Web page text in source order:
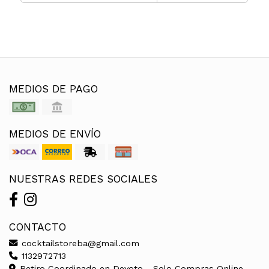
MEDIOS DE PAGO
MEDIOS DE ENVÍO
NUESTRAS REDES SOCIALES
CONTACTO
cocktailstoreba@gmail.com
1132972713